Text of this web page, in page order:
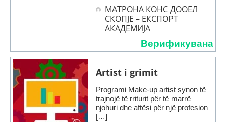
МАТРОНА КОНС ДООЕЛ
СКОПЈЕ – ЕКСПОРТ
АКАДЕМИЈА
Верификувана
Artist i grimit
Programi Make-up artist synon të
trajnojë të rriturit për të marrë
njohuri dhe aftësi për një profesion
[…]